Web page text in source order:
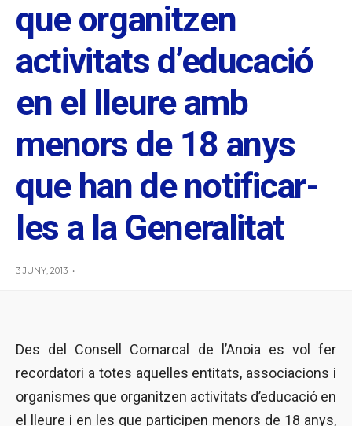
que organitzen
activitats d’educació
en el lleure amb
menors de 18 anys
que han de notificar-
les a la Generalitat
3 JUNY, 2013 •
Des del Consell Comarcal de l’Anoia es vol fer
recordatori a totes aquelles entitats, associacions i
organismes que organitzen activitats d’educació en
el lleure i en les que participen menors de 18 anys,